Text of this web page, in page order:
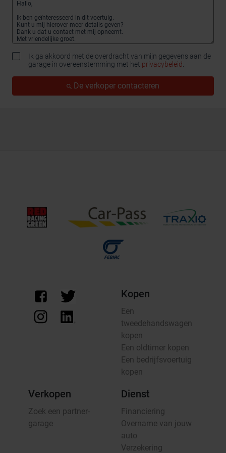
Ik ga akkoord met de overdracht van mijn gegevens aan de
garage in overeenstemming met het privacybeleid.
De verkoper contacteren
Kopen
Een
tweedehandswagen
kopen
Een oldtimer kopen
Een bedrijfsvoertuig
kopen
Verkopen
Zoek een partner-
garage
Dienst
Financiering
Overname van jouw
auto
Verzekering